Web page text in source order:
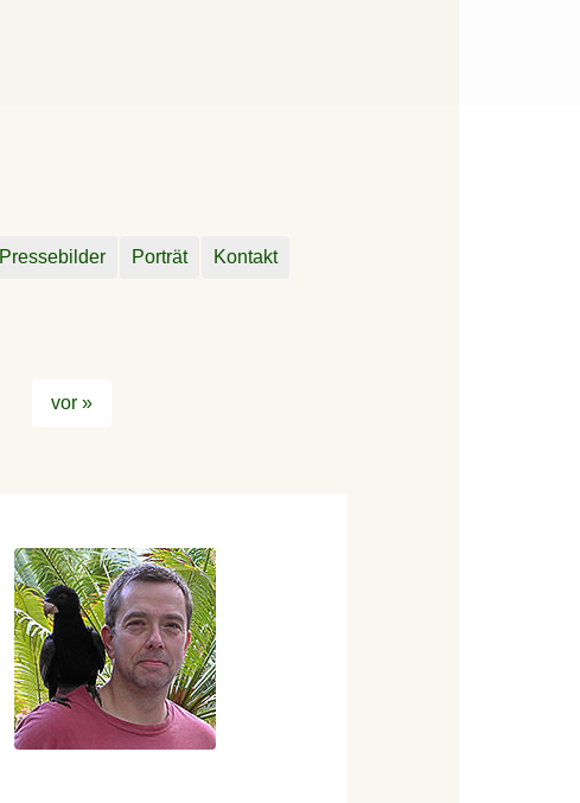
Pressebilder Porträt Kontakt
vor »